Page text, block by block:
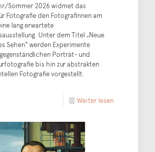
Sommer 2026 widmet das
Fotografie den Fotografinnen am
lang erwartete
Unter dem Titel „Neue
Sehen“ werden Experimente
Porträt- und
bis hin zur abstrakten
Fotografie vorgestellt.
Weiter lesen